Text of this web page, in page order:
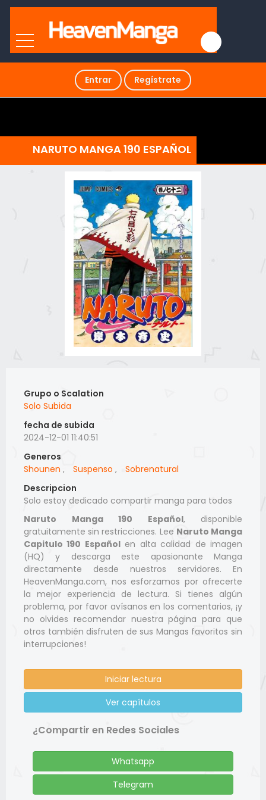
Entrar Regístrate
NARUTO MANGA 190 ESPAÑOL
Grupo o Scalation
Solo Subida
fecha de subida
2024-12-01 11:40:51
Generos
Shounen , Suspenso ,
Sobrenatural
Descripcion
Solo estoy dedicado compartir manga para todos
Naruto Manga 190 Español, disponible
gratuitamente sin restricciones. Lee Naruto Manga
Capitulo 190 Españolen alta calidad de imagen
(HQ) y descarga este apasionante Manga
directamente desde nuestros servidores. En
HeavenManga.com, nos esforzamos por ofrecerte
la mejor experiencia de lectura. Si tienes algún
problema, por favor avísanos en los comentarios, ¡y
no olvides recomendar nuestra página para que
otros también disfruten de sus Mangas favoritos sin
interrupciones!
Iniciar lectura
Ver capítulos
¿Compartir en Redes Sociales
Whatsapp
Telegram